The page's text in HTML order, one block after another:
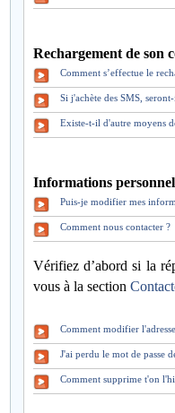
Rechargement de son
Comment s’effectue le
Si j'achète des SMS,
Existe-t-il d'autre moyens
Informations
Puis-je modifier mes
Comment nous contacter ?
Vérifiez d’abord si la
vous à la section
Comment modifier
J'ai perdu le mot de passe
Comment supprime t'on